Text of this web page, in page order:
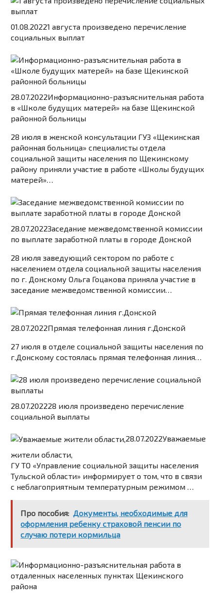
01.08.20221 августа произведено перечисление
социальных выплат
28.07.2022Информационно-разъяснительная работа
в «Школе будущих матерей» на базе Щекинской
районной больницы
28 июля в женской консультации ГУЗ «Щекинская
районная больница» специалисты отдела
социальной защиты населения по Щекинскому
району приняли участие в работе «Школы будущих
матерей»…
28.07.2022Заседание межведомственной комиссии
по выплате заработной платы в городе Донской
28 июля заведующий сектором по работе с
населением отдела социальной защиты населения
по г. Донскому Ольга Гоцакова приняла участие в
заседание межведомственной комиссии…
28.07.2022Прямая телефонная линия г.Донской
27 июля в отделе социальной защиты населения по
г.Донскому состоялась прямая телефонная линия…
28.07.202228 июля произведено перечисление
социальной выплаты
28.07.2022Уважаемые
жители области,
ГУ ТО «Управление социальной защиты населения
Тульской области» информирует о том, что в связи
с неблагоприятным температурным режимом …
Про пособия: Документы, необходимые для
оформления ребенку страховой пенсии по
случаю потери кормильца